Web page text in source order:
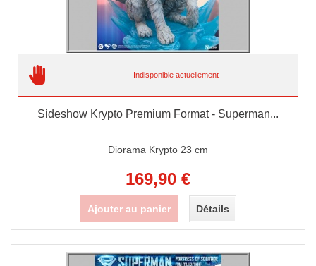
Indisponible actuellement
Sideshow Krypto Premium Format - Superman...
Diorama Krypto 23 cm
169,90 €
Ajouter au panier Détails